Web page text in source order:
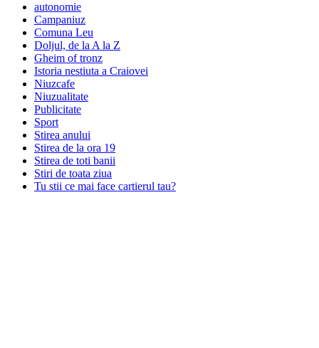
autonomie
Campaniuz
Comuna Leu
Doljul, de la A la Z
Gheim of tronz
Istoria nestiuta a Craiovei
Niuzcafe
Niuzualitate
Publicitate
Sport
Stirea anului
Stirea de la ora 19
Stirea de toti banii
Stiri de toata ziua
Tu stii ce mai face cartierul tau?